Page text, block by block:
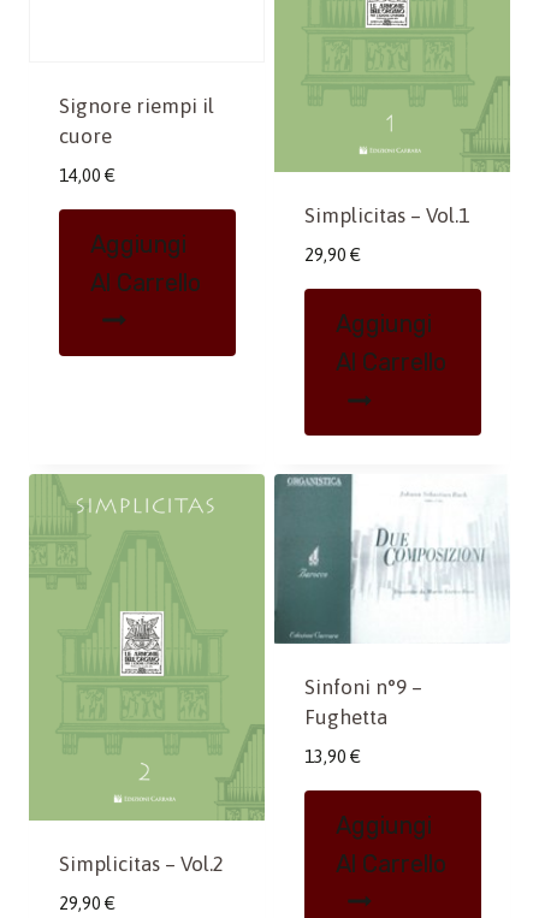
Signore riempi il
cuore
14,00 €
Aggiungi
Al Carrello
Simplicitas – Vol.1
29,90 €
Aggiungi
Al Carrello
Simplicitas – Vol.2
29,90 €
Sinfoni n°9 –
Fughetta
13,90 €
Aggiungi
Al Carrello